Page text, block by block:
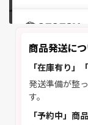
商品発送に
「在庫有り」
発送準備が整
す。
「予約中」商